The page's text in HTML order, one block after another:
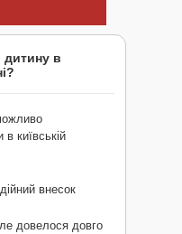
в
київській
внесок
довелося довго